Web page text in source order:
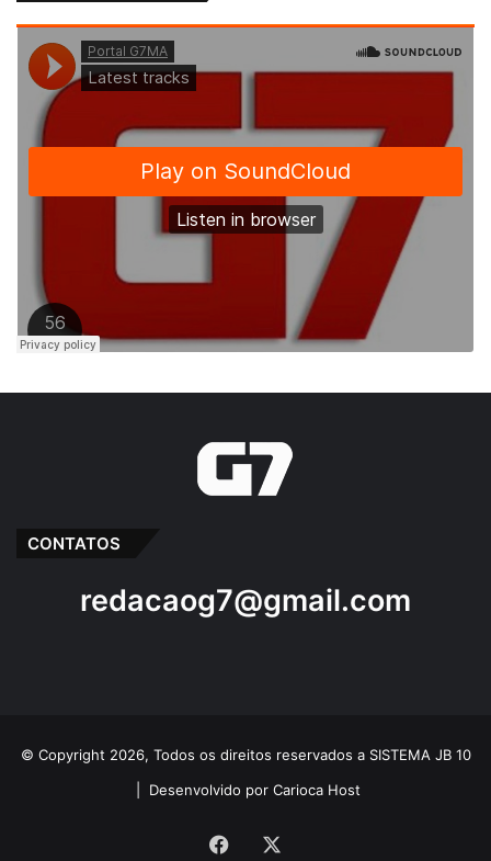
CONTATOS
redacaog7@gmail.com
© Copyright 2026, Todos os direitos reservados a SISTEMA JB 10
Desenvolvido por Carioca Host
Facebook